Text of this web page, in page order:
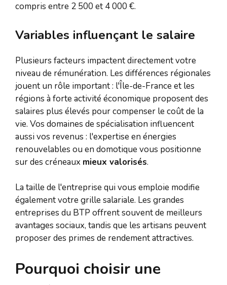
compris entre 2 500 et 4 000 €.
Variables influençant le salaire
Plusieurs facteurs impactent directement votre
niveau de rémunération. Les différences régionales
jouent un rôle important : l'Île-de-France et les
régions à forte activité économique proposent des
salaires plus élevés pour compenser le coût de la
vie. Vos domaines de spécialisation influencent
aussi vos revenus : l'expertise en énergies
renouvelables ou en domotique vous positionne
sur des créneaux mieux valorisés.
La taille de l'entreprise qui vous emploie modifie
également votre grille salariale. Les grandes
entreprises du BTP offrent souvent de meilleurs
avantages sociaux, tandis que les artisans peuvent
proposer des primes de rendement attractives.
Pourquoi choisir une